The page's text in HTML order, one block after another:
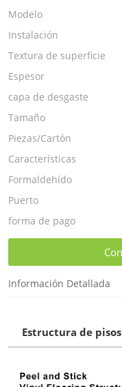
Modelo
Instalación
Textura de superficie
Espesor
capa de desgaste
Tamaño
Piezas/Cartón
Características
Formaldehído
Puerto
forma de pago
Información Detallada
Estructura de